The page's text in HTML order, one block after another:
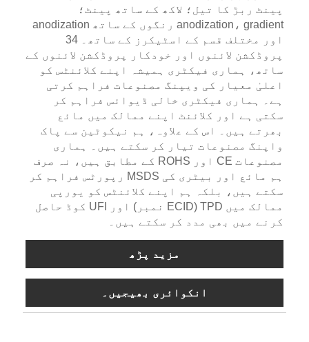
پینٹ ربڑ کا تیل؛ لاکھ کے ساتھ پینٹ؛
anodization، gradient رنگوں کے ساتھ anodization
اور مختلف قسم کے اسٹیکرز کے ساتھ۔ 34
پروڈکشن لائنوں اور خودکار پروڈکشن لائنوں کے
ساتھ، ہماری فیکٹری ہمیشہ اپنے کلائنٹس کو
اعلیٰ معیار کی ویپنگ مصنوعات فراہم کرتی
ہے۔ ہماری فیکٹری خالی ڈیوائس فراہم کر
سکتی ہے اور کلائنٹ اپنے ممالک میں مائع
بھرتے ہیں۔ اس کے علاوہ، ہم نیکوٹین سے پاک
واپنگ مصنوعات تیار کر سکتے ہیں۔ ہماری
مصنوعات CE اور ROHS کے مطابق ہیں، نہ صرف
ہم مائع اور بیٹری کی MSDS رپورٹس فراہم کر
سکتے ہیں، بلکہ ہم اپنے کلائنٹس کو یورپی
ممالک میں TPD (ECID نمبر) اور UFI کوڈ حاصل
کرنے میں بھی مدد کر سکتے ہیں۔
مزید پڑھ
انکوائری بھیجیں۔